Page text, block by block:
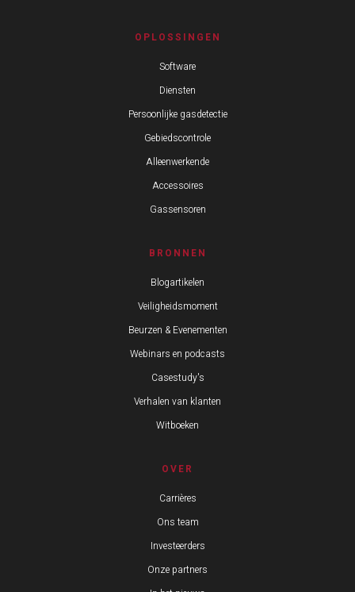
OPLOSSINGEN
Software
Diensten
Persoonlijke gasdetectie
Gebiedscontrole
Alleenwerkende
Accessoires
Gassensoren
BRONNEN
Blogartikelen
Veiligheidsmoment
Beurzen & Evenementen
Webinars en podcasts
Casestudy's
Verhalen van klanten
Witboeken
OVER
Carrières
Ons team
Investeerders
Onze partners